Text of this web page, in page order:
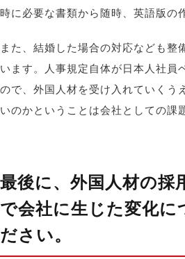
時に必要な書類から随時、英語版の
また、結婚した場合の対応なども整
います。人事規定自体が日本人社員
ので、外国人材を受け入れていくう
いのかということは会社としての課
最後に、外国人材の採
で会社に生じた変化に
ださい。